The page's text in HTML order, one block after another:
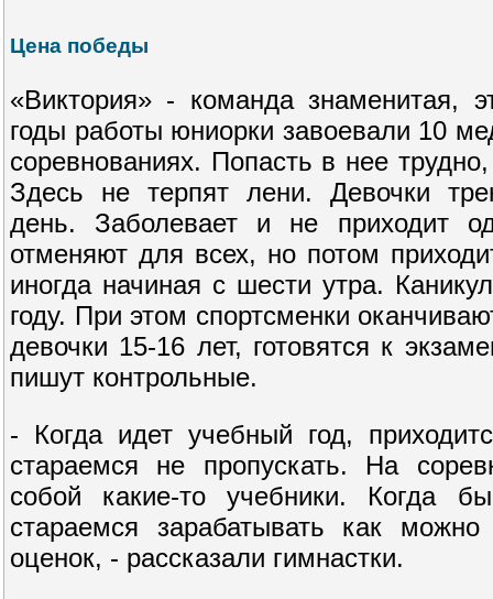
Цена победы
«Виктория» - команда знаменитая,
годы работы юниорки завоевали 10
соревнованиях. Попасть в нее
Здесь не терпят лени. Девочки
день. Заболевает и не приходит
отменяют для всех, но потом
иногда начиная с шести утра.
году. При этом спортсменки
девочки 15-16 лет, готовятся к
пишут контрольные.
- Когда идет учебный год,
стараемся не пропускать. На
собой какие-то учебники. Когда
стараемся зарабатывать как
оценок, - рассказали гимнастки.